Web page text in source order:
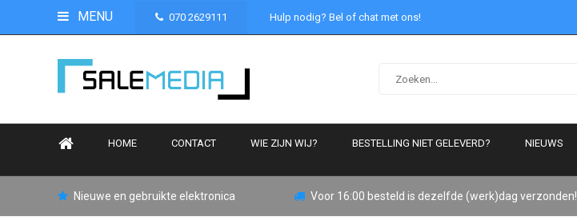
MENU 070 2629111 Hulp nodig? Bel of chat met ons!
HOME CONTACT WIE ZIJN WIJ? BESTELLING NIET GELEVERD? NIEUWS
Nieuwe en gebruikte elektronica Voor 16:00 besteld is dezelfde (werk)dag verzonden!